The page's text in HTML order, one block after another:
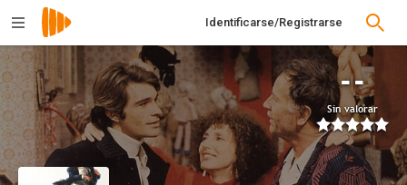
Identificarse/Registrarse
--
Sin valorar